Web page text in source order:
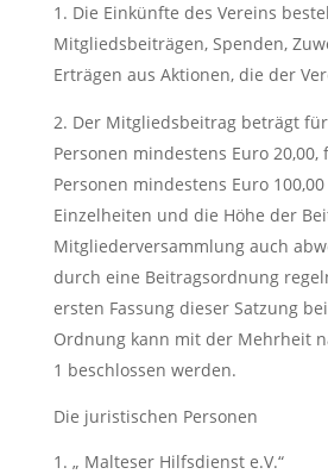
Die Einkünfte des Vereins
Mitgliedsbeiträgen, Spenden,
Erträgen aus Aktionen, die der
Der Mitgliedsbeitrag beträgt
Personen mindestens Euro
Personen mindestens Euro
Einzelheiten und die Höhe der
Mitgliederversammlung auch
durch eine Beitragsordnung
ersten Fassung dieser Satzung
Ordnung kann mit der Mehrheit
1 beschlossen werden.
Die juristischen Personen
„ Malteser Hilfsdienst e.V.“